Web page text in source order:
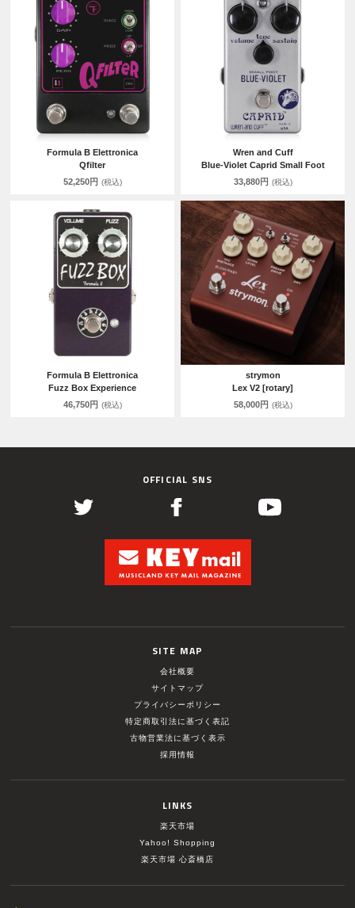
Formula B Elettronica
Qfilter
52,250円 (税込)
Wren and Cuff
Blue-Violet Caprid Small Foot
33,880円 (税込)
Formula B Elettronica
Fuzz Box Experience
46,750円 (税込)
strymon
Lex V2 [rotary]
58,000円 (税込)
OFFICIAL SNS
SITE MAP
会社概要
サイトマップ
プライバシーポリシー
特定商取引法に基づく表記
古物営業法に基づく表示
採用情報
LINKS
楽天市場
Yahoo! Shopping
楽天市場 心斎橋店